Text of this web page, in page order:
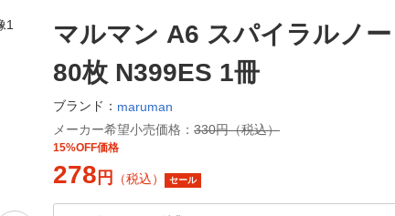
マルマン A6 スパイラルノ
80枚 N399ES 1冊
ブランド： maruman
メーカー希望小売価格： 330円（税込）
15%OFF価格
278 円 （税込） セール